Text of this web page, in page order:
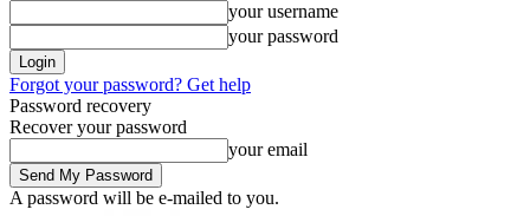
your username
your password
Forgot your password? Get help
Password recovery
Recover your password
your email
A password will be e-mailed to you.